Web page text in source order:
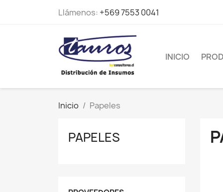
Llámenos: +569 7553 0041
INICIO
Inicio Papeles
PAPELES